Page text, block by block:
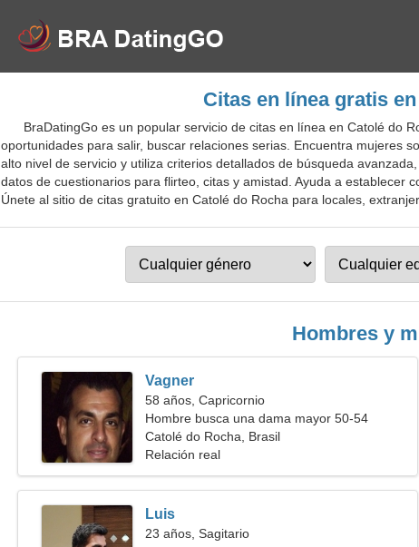
Citas en línea gratis
BraDatingGo es un popular servicio de citas en línea en Catolé do
oportunidades para salir, buscar relaciones serias. Encuentra mujeres
alto nivel de servicio y utiliza criterios detallados de búsqueda
datos de cuestionarios para flirteo, citas y amistad. Ayuda a establecer
Únete al sitio de citas gratuito en Catolé do Rocha para locales,
Hombres y
Vagner
58 años, Capricornio
Hombre busca una dama mayor 50-54
Catolé do Rocha, Brasil
Relación real
Luis
23 años, Sagitario